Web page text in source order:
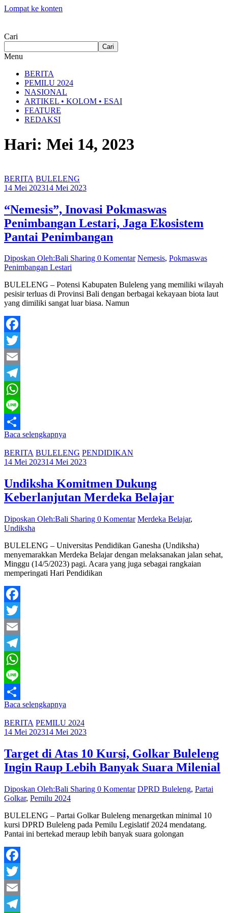
Lompat ke konten
Cari
Cari
Menu
BERITA
PEMILU 2024
NASIONAL
ARTIKEL • KOLOM • ESAI
FEATURE
REDAKSI
Hari: Mei 14, 2023
BERITA BULELENG
14 Mei 202314 Mei 2023
“Nemesis”, Inovasi Pokmaswas
Penimbangan Lestari, Jaga Ekosistem
Pantai Penimbangan
Diposkan Oleh:Bali Sharing 0 Komentar Nemesis, Pokmaswas
Penimbangan Lestari
BULELENG – Potensi Kabupaten Buleleng yang memiliki wilayah
pesisir terluas di Provinsi Bali dengan berbagai kekayaan biota laut
yang dimiliki sangat luar biasa. Namun
Facebook
Twitter
Email
Telegram
WhatsApp
Line
Share
Baca selengkapnya
BERITA BULELENG PENDIDIKAN
14 Mei 202314 Mei 2023
Undiksha Komitmen Dukung
Keberlanjutan Merdeka Belajar
Diposkan Oleh:Bali Sharing 0 Komentar Merdeka Belajar,
Undiksha
BULELENG – Universitas Pendidikan Ganesha (Undiksha)
menyemarakkan Merdeka Belajar dengan melaksanakan jalan sehat,
Minggu (14/5/2023) pagi. Acara yang juga sebagai rangkaian
memperingati Hari Pendidikan
Facebook
Twitter
Email
Telegram
WhatsApp
Line
Share
Baca selengkapnya
BERITA PEMILU 2024
14 Mei 202314 Mei 2023
Target di Atas 10 Kursi, Golkar Buleleng
Ingin Raup Lebih Banyak Suara Milenial
Diposkan Oleh:Bali Sharing 0 Komentar DPRD Buleleng, Partai
Golkar, Pemilu 2024
BULELENG – Partai Golkar Buleleng menargetkan minimal 10
kursi DPRD Buleleng pada Pemilu Legislatif 2024 mendatang.
Pantai ini bertekad meraup lebih banyak suara golongan
Facebook
Twitter
Email